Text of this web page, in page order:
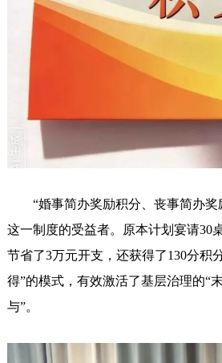
“婚事简办奖励积分、丧事简办奖
这一制度的受益者。原本计划宴请30
节省了3万元开支，还获得了130分积
得”的模式，有效激活了基层治理的“
与”。